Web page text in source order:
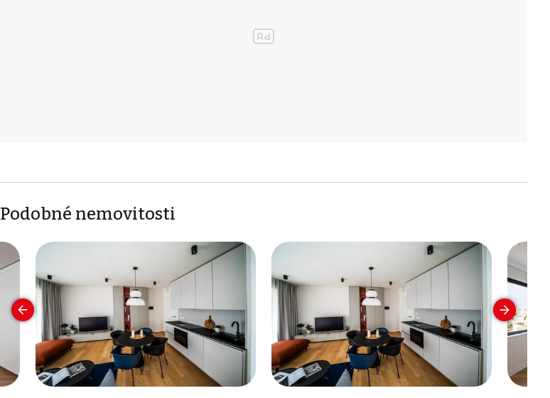
Podobné nemovitosti